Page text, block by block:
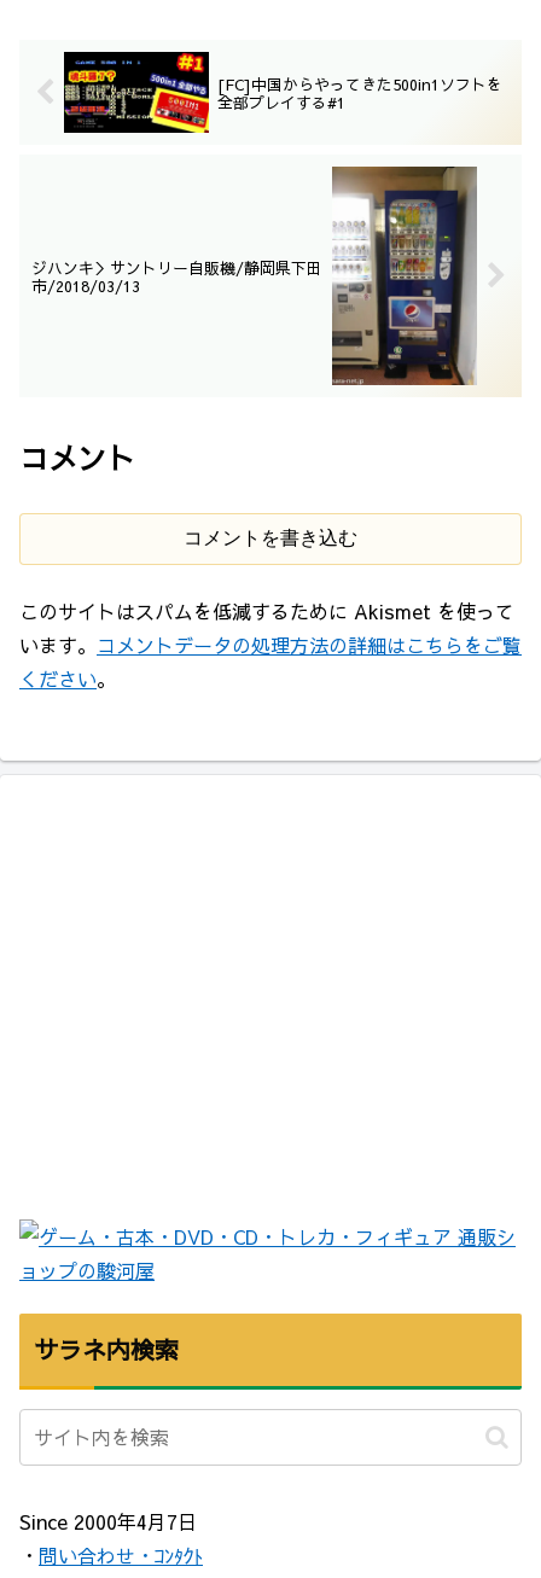
[FC]中国からやってきた500in1ソフトを
全部プレイする#1
ジハンキ＞サントリー自販機/静岡県下田
市/2018/03/13
コメント
コメントを書き込む
このサイトはスパムを低減するために Akismet を使って
います。 コメントデータの処理方法の詳細はこちらをご覧
ください。
サラネ内検索
Since 2000年4月7日
・ 問い合わせ・ｺﾝﾀｸﾄ